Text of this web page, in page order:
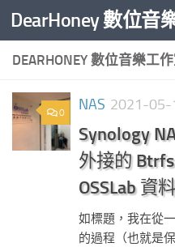
Skip to content
DearHoney 數位音
DEARHONEY 數位音樂工
0 NAS 2021-05-
Synology
外接的
OSSLab 資
如標題，我在從
的過程（也就是